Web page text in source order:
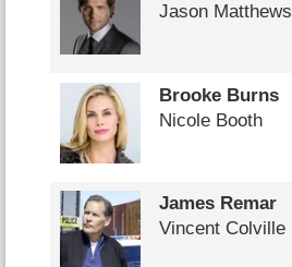
Jason Matthews
Brooke Burns
Nicole Booth
James Remar
Vincent Colville